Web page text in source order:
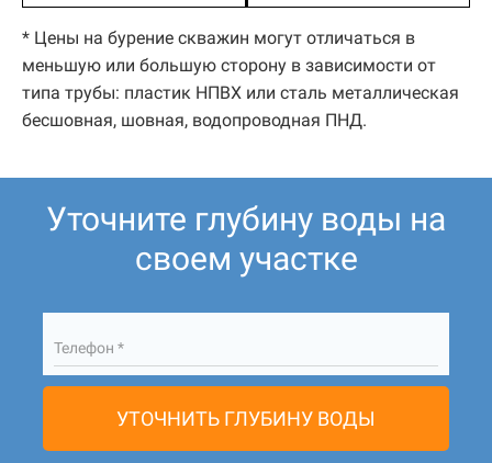
* Цены на бурение скважин могут отличаться в
меньшую или большую сторону в зависимости от
типа трубы: пластик НПВХ или сталь металлическая
бесшовная, шовная, водопроводная ПНД.
Уточните глубину воды на
своем участке
Телефон *
УТОЧНИТЬ ГЛУБИНУ ВОДЫ